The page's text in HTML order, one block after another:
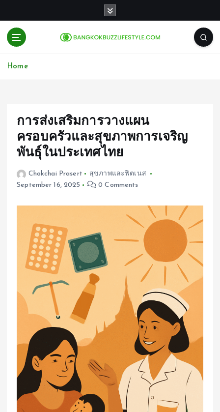
Home
การส่งเสริมการวางแผน
ครอบครัวและสุขภาพการเจริญ
พันธุ์ในประเทศไทย
Chokchai Prasert
สุขภาพและฟิตเนส
September 16, 2025
0 Comments